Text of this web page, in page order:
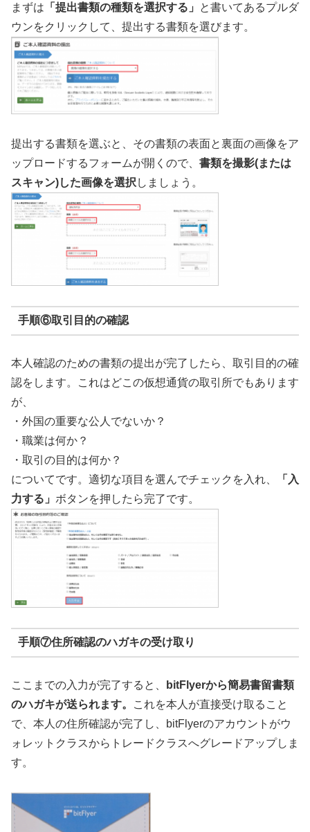
まずは 「提出書類の種類を選択する」
と書いてあるプルダ
ウンをクリックして、提出する書類を選びます。
提出する書類を選ぶと、その書類の表面と裏面の画像をア
ップロードするフォームが開くので、 書類を撮影(または
スキャン)した画像を選択 しましょう。
手順⑥取引目的の確認
本人確認のための書類の提出が完了したら、取引目的の確
認をします。これはどこの仮想通貨の取引所でもあります
が、
・外国の重要な公人でないか？
・職業は何か？
・取引の目的は何か？
についてです。適切な項目を選んでチェックを入れ、
「入
力する」 ボタンを押したら完了です。
手順⑦住所確認のハガキの受け取り
ここまでの入力が完了すると、
bitFlyerから簡易書留書類
のハガキが送られます。
これを本人が直接受け取ること
で、本人の住所確認が完了し、bitFlyerのアカウントがウ
ォレットクラスからトレードクラスへグレードアップしま
す。